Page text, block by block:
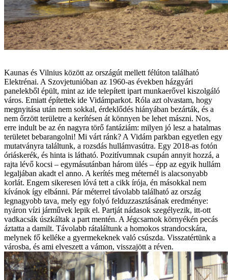
Kaunas és Vilnius között az országút mellett félúton található
Elektrénai. A Szovjetunióban az 1960-as években házgyári
panelekből épült, mint az ide telepített ipart munkaerővel kiszolgáló
város. Emiatt építettek ide Vidámparkot. Róla azt olvastam, hogy
megnyitása után nem sokkal, érdeklődés hiányában bezárták, és a
nem őrzött területre a kerítésen át könnyen be lehet mászni. Nos,
erre indult be az én nagyra törő fantáziám: milyen jó lesz a hatalmas
területet bebarangolni! Mi várt ránk? A Vidám parkban egyetlen egy
mutatványra találtunk, a rozsdás hullámvasútra. Egy 2018-as fotón
óriáskerék, és hinta is látható. Pozitívumnak csupán annyit hozzá, a
rajta lévő kocsi – egymásutánban három ülés – épp az egyik hullám
legaljában akadt el anno. A kerítés meg méternél is alacsonyabb
korlát. Engem sikeresen lóvá tett a cikk írója, én másokkal nem
kívánok így elbánni. Pár méterrel távolabb található az ország
legnagyobb tava, mely egy folyó felduzzasztásának eredménye:
nyáron vízi járművek lepik el. Partját nádasok szegélyezik, itt-ott
vadkacsák úszkáltak a part mentén. A Jégcsarnok környékén pecás
áztatta a damilt. Távolabb rátaláltunk a homokos strandocskára,
melynek fő kelléke a gyermekeknek való csúszda. Visszatértünk a
városba, és ami elveszett a vámon, visszajött a réven.